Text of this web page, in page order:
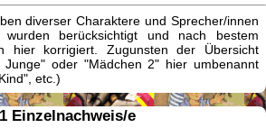
diverser Charaktere und Sprecher/innen
berücksichtigt und nach bestem
hier korrigiert. Zugunsten der Übersicht
oder "Mädchen 2" hier umbenannt
etc.)
Einzelnachweis/e